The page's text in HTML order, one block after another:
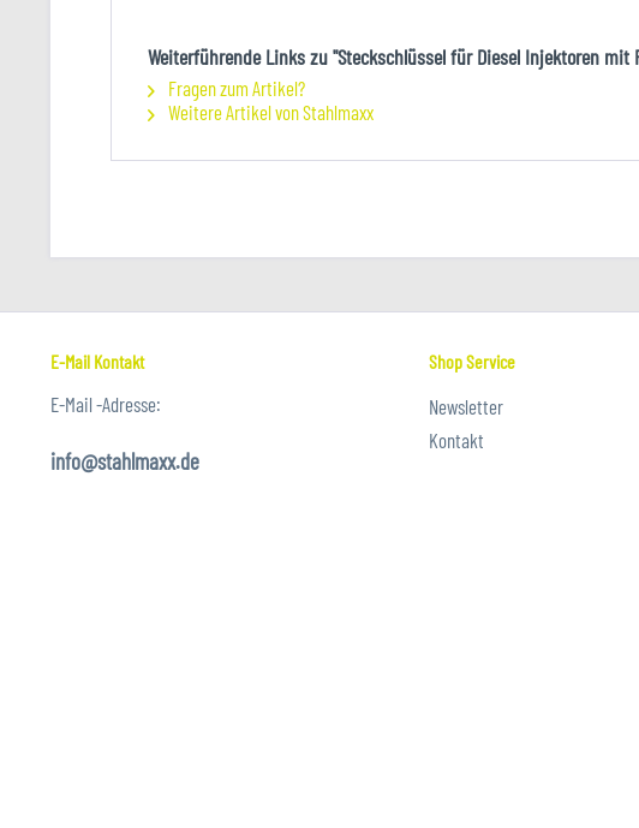
Weiterführende Links zu "Steckschlüssel für Diesel Injektoren mit
Fragen zum Artikel?
Weitere Artikel von Stahlmaxx
E-Mail Kontakt
E-Mail -Adresse:
info@stahlmaxx.de
Shop Service
Newsletter
Kontakt